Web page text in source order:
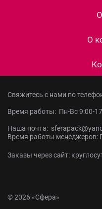
О
Свяжитесь с нами по
Время работы: Пн-Вс 9:00-
Наша почта:
Время работы менеджеров:
Заказы через сайт:
© 2026 «Сфера»